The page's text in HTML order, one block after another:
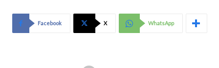
Facebook X WhatsApp